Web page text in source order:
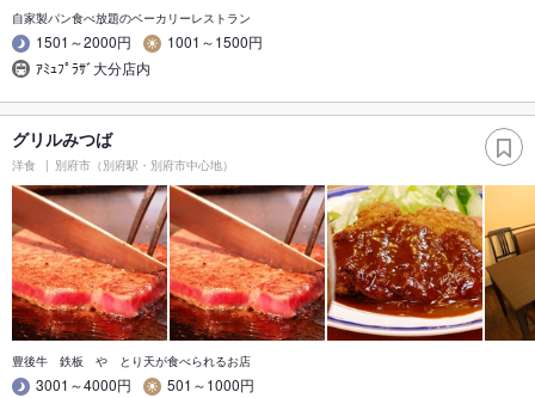
自家製パン食べ放題のベーカリーレストラン
1501～2000円
1001～1500円
ｱﾐｭﾌﾟﾗｻﾞ大分店内
グリルみつば
洋食 別府市（別府駅・別府市中心地）
豊後牛 鉄板 や とり天が食べられるお店
3001～4000円
501～1000円